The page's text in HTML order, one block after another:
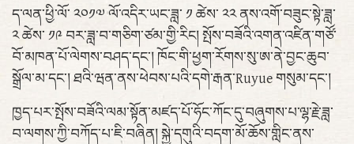
ད་ལན་ཕྱི་ལོ་ ༢༠༡༧ ལོ་འདིར་ཡང་ཟླ་ ༡ ཚེས་ ༢༢ ནས་འགོ་བཟུང་སྟེ་ཟླ་
༢ ཚེས་ ༡༩ བར་ཟླ་བ་གཅིག་ཙམ་གྱི་རིང། སྤོས་བཟོའི་འགན་འཛིན་གཙོ་
བོ་མཁན་པོ་ལེགས་བཤད་དང་། ཁོང་གི་ཕྱག་རོགས་སུ་ཨ་ནེ་བྱང་ཆུབ་
སྒྲོལ་མ་དང་། ཐའི་ཝན་ནས་ཕེབས་པའི་དགེ་རྒན་Ruyue གསུམ་དང་།
ཁྱད་པར་སྤོས་བཟོའི་ལམ་སྟོན་མཛད་པོ་ཧོང་ཀོང་དུ་བཞུགས་པ་ལྷ་རྗེ་ཟླ་
བ་ལགས་ཀྱི་བཀོད་པ་ཇི་བཞིན། སྐྱེ་དགུའི་བདག་མོ་ཆོས་གླིང་ནས་